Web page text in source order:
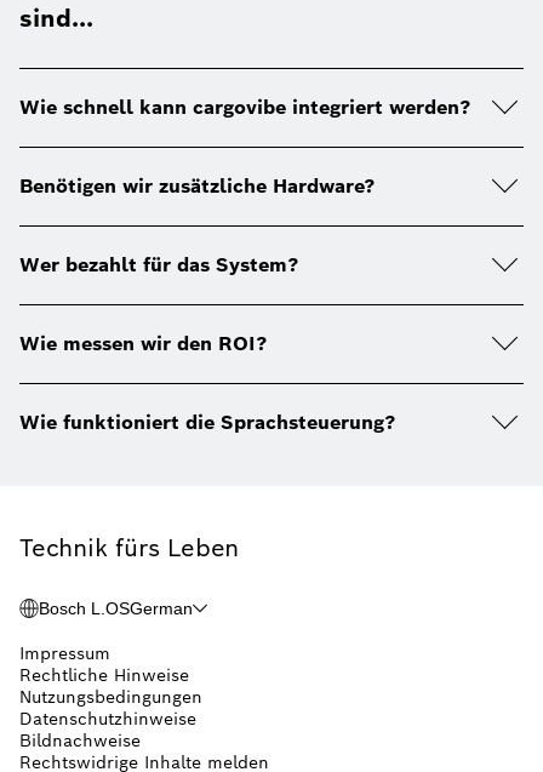
sind...
Wie schnell kann cargovibe integriert werden?
Benötigen wir zusätzliche Hardware?
Wer bezahlt für das System?
Wie messen wir den ROI?
Wie funktioniert die Sprachsteuerung?
Technik fürs Leben
Bosch L.OSGerman
Impressum
Rechtliche Hinweise
Nutzungsbedingungen
Datenschutzhinweise
Bildnachweise
Rechtswidrige Inhalte melden